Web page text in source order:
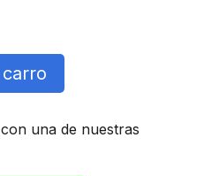
una de nuestras